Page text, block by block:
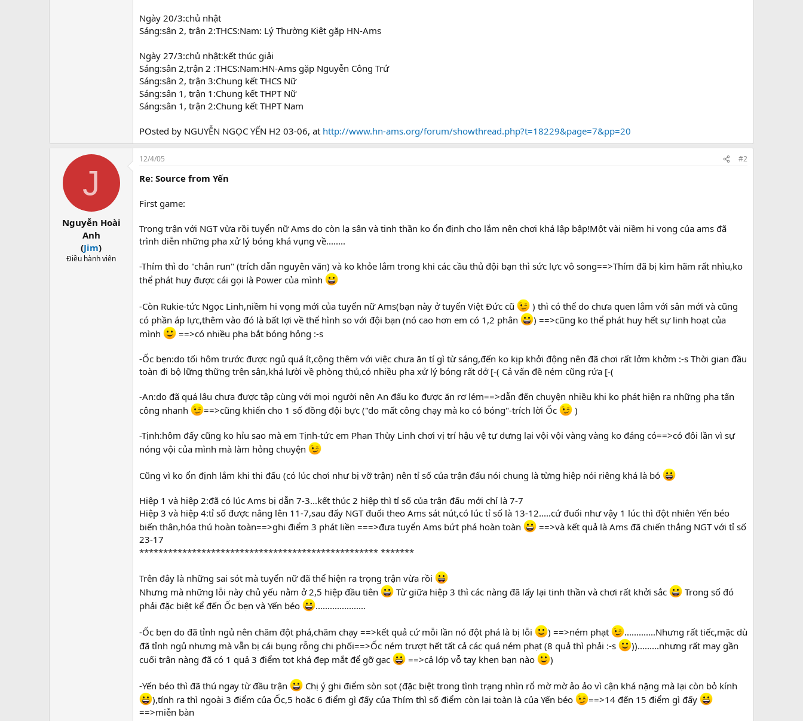
Ngày 20/3:chủ nhật
Sáng:sân 2, trận 2:THCS:Nam: Lý Thường Kiệt gặp HN-Ams
Ngày 27/3:chủ nhật:kết thúc giải
Sáng:sân 2,trận 2 :THCS:Nam:HN-Ams gặp Nguyễn Công Trứ
Sáng:sân 2, trận 3:Chung kết THCS Nữ
Sáng:sân 1, trận 1:Chung kết THPT Nữ
Sáng:sân 1, trận 2:Chung kết THPT Nam
POsted by NGUYỄN NGỌC YẾN H2 03-06, at http://www.hn-ams.org/forum/showthread.php?t=18229&page=7&pp=20
J
Nguyễn Hoài
Anh
(Jim)
Điều hành viên
12/4/05 #2
Re: Source from Yến
First game:
Trong trận với NGT vừa rồi tuyển nữ Ams do còn lạ sân và tinh thần ko ổn định cho lắm nên chơi khá lập bập!Một vài niềm hi vọng của ams đã
trình diễn những pha xử lý bóng khá vụng về........
-Thím thì do "chân run" (trích dẫn nguyên văn) và ko khỏe lắm trong khi các cầu thủ đội bạn thì sức lực vô song==>Thím đã bị kìm hãm rất nhìu,ko
thể phát huy được cái gọi là Power của mình
-Còn Rukie-tức Ngọc Linh,niềm hi vọng mới của tuyển nữ Ams(bạn này ở tuyển Việt Đức cũ
) thì có thể do chưa quen lắm với sân mới và cũng
có phần áp lực,thêm vào đó là bất lợi về thể hình so với đội bạn (nó cao hơn em có 1,2 phân
) ==>cũng ko thể phát huy hết sự linh hoạt của
mình
==>có nhiều pha bắt bóng hỏng :-s
-Ốc bẹn:do tối hôm trước được ngủ quá ít,cộng thêm với việc chưa ăn tí gì từ sáng,đến ko kịp khởi động nên đã chơi rất lởm khởm :-s Thời gian đầu
toàn đi bộ lững thững trên sân,khá lười về phòng thủ,có nhiều pha xử lý bóng rất dở [-( Cả vấn đề ném cũng rứa [-(
-An:do đã quá lâu chưa được tập cùng với mọi người nên An đấu ko được ăn rơ lém==>dẫn đến chuyện nhiều khi ko phát hiện ra những pha tấn
công nhanh
==>cũng khiến cho 1 số đồng đội bực ("do mất công chạy mà ko có bóng"-trích lời Ốc )
-Tịnh:hôm đấy cũng ko hỉu sao mà em Tịnh-tức em Phan Thùy Linh chơi vị trí hậu vệ tự dưng lại vội vội vàng vàng ko đáng có==>có đôi lần vì sự
nóng vội của mình mà làm hỏng chuyện
Cũng vì ko ổn định lắm khi thi đấu (có lúc chơi như bị vỡ trận) nên tỉ số của trận đấu nói chung là từng hiệp nói riêng khá là bó
Hiệp 1 và hiệp 2:đã có lúc Ams bị dẫn 7-3...kết thúc 2 hiệp thì tỉ số của trận đấu mới chỉ là 7-7
Hiệp 3 và hiệp 4:tỉ số được nâng lên 11-7,sau đấy NGT đuổi theo Ams sát nút,có lúc tỉ số là 13-12.....cứ đuổi như vậy 1 lúc thì đột nhiên Yến béo
biến thân,hóa thú hoàn toàn==>ghi điểm 3 phát liền ===>đưa tuyển Ams bứt phá hoàn toàn
==>và kết quả là Ams đã chiến thắng NGT với tỉ số
23-17
************************************************** *******
Trên đây là những sai sót mà tuyển nữ đã thể hiện ra trọng trận vừa rồi
Nhưng mà những lỗi này chủ yếu nằm ở 2,5 hiệp đầu tiên
Từ giữa hiệp 3 thì các nàng đã lấy lại tinh thần và chơi rất khởi sắc
Trong số đó
phải đặc biệt kể đến Ốc bẹn và Yến béo
.....................
-Ốc bẹn do đã tỉnh ngủ nên chăm đột phá,chăm chạy ==>kết quả cứ mỗi lần nó đột phá là bị lỗi ) ==>ném phạt
.............Nhưng rất tiếc,mặc dù
đã tỉnh ngủ nhưng mà vẫn bị cái bụng rỗng chi phối==>Ốc ném trượt hết tất cả các quá ném phạt (8 quả thì phải :-s
)).........nhưng rất may gần
cuối trận nàng đã có 1 quả 3 điểm tọt khá đẹp mắt để gỡ gạc
==>cả lớp vỗ tay khen bạn nào )
-Yến béo thì đã thú ngay từ đầu trận
Chị ý ghi điểm sòn sọt (đặc biệt trong tình trạng nhìn rổ mờ mờ ảo ảo vì cận khá nặng mà lại còn bỏ kính
),tính ra thì ngoài 3 điểm của Ốc,5 hoặc 6 điểm gì đấy của Thím thì số điểm còn lại toàn là của Yến béo
==>14 đến 15 điểm gì đấy
==>miễn bàn